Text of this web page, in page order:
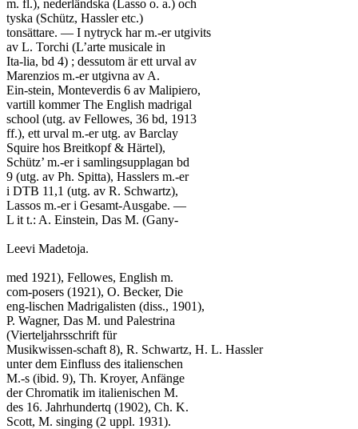
m. fl.), nederländska (Lasso o. a.) och
tyska (Schütz, Hassler etc.)
tonsättare. — I nytryck har m.-er utgivits
av L. Torchi (L’arte musicale in
Ita-lia, bd 4) ; dessutom är ett urval av
Marenzios m.-er utgivna av A.
Ein-stein, Monteverdis 6 av Malipiero,
vartill kommer The English madrigal
school (utg. av Fellowes, 36 bd, 1913
ff.), ett urval m.-er utg. av Barclay
Squire hos Breitkopf & Härtel),
Schütz’ m.-er i samlingsupplagan bd
9 (utg. av Ph. Spitta), Hasslers m.-er
i DTB 11,1 (utg. av R. Schwartz),
Lassos m.-er i Gesamt-Ausgabe. —
L it t.: A. Einstein, Das M. (Gany-
Leevi Madetoja.
med 1921), Fellowes, English m.
com-posers (1921), O. Becker, Die
eng-lischen Madrigalisten (diss., 1901),
P. Wagner, Das M. und Palestrina
(Vierteljahrsschrift für
Musikwissen-schaft 8), R. Schwartz, H. L. Hassler
unter dem Einfluss des italienschen
M.-s (ibid. 9), Th. Kroyer, Anfänge
der Chromatik im italienischen M.
des 16. Jahrhundertq (1902), Ch. K.
Scott, M. singing (2 uppl. 1931).